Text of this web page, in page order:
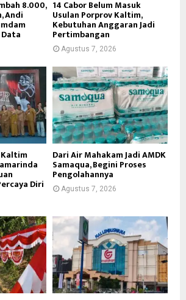
8.000,
Andi
14 Cabor Belum Masuk
Usulan Porprov Kaltim,
Kebutuhan Anggaran Jadi
Pertimbangan
Agustus 7, 2026
Diri
Dari Air Mahakam Jadi AMDK
Samaqua, Begini Proses
Pengolahannya
Agustus 7, 2026